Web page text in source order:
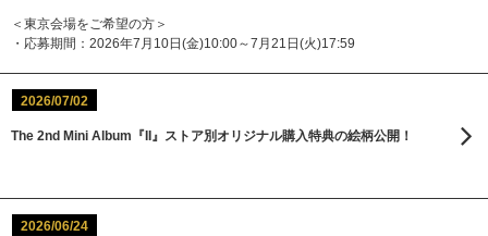
＜東京会場をご希望の方＞
・応募期間：2026年7月10日(金)10:00～7月21日(火)17:59
2026/07/02
The 2nd Mini Album『II』ストア別オリジナル購入特典の絵柄公開！
2026/06/24